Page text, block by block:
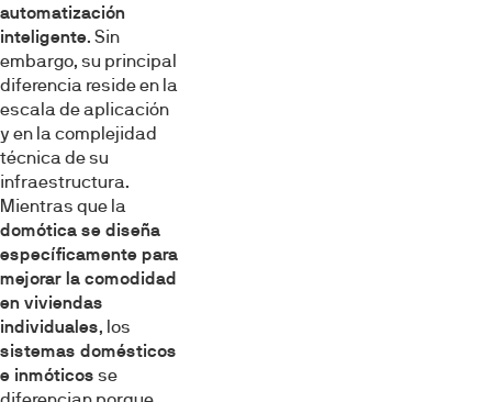
automatización
inteligente. Sin
embargo, su principal
diferencia reside en la
escala de aplicación
y en la complejidad
técnica de su
infraestructura.
Mientras que la
domótica se diseña
específicamente para
mejorar la comodidad
en viviendas
individuales, los
sistemas domésticos
e inmóticos se